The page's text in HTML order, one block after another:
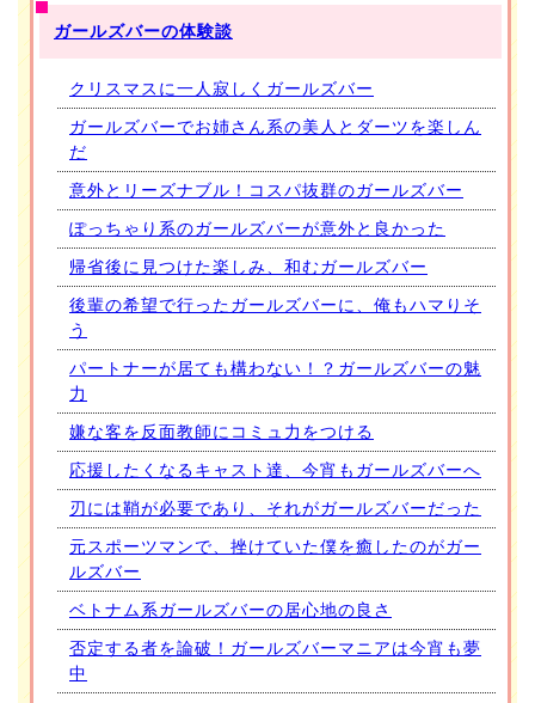
ガールズバーの体験談
クリスマスに一人寂しくガールズバー
ガールズバーでお姉さん系の美人とダーツを楽しん
だ
意外とリーズナブル！コスパ抜群のガールズバー
ぽっちゃり系のガールズバーが意外と良かった
帰省後に見つけた楽しみ、和むガールズバー
後輩の希望で行ったガールズバーに、俺もハマりそ
う
パートナーが居ても構わない！？ガールズバーの魅
力
嫌な客を反面教師にコミュ力をつける
応援したくなるキャスト達、今宵もガールズバーへ
刃には鞘が必要であり、それがガールズバーだった
元スポーツマンで、挫けていた僕を癒したのがガー
ルズバー
ベトナム系ガールズバーの居心地の良さ
否定する者を論破！ガールズバーマニアは今宵も夢
中